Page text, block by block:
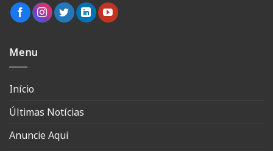
Menu
Início
Últimas Notícias
Anuncie Aqui